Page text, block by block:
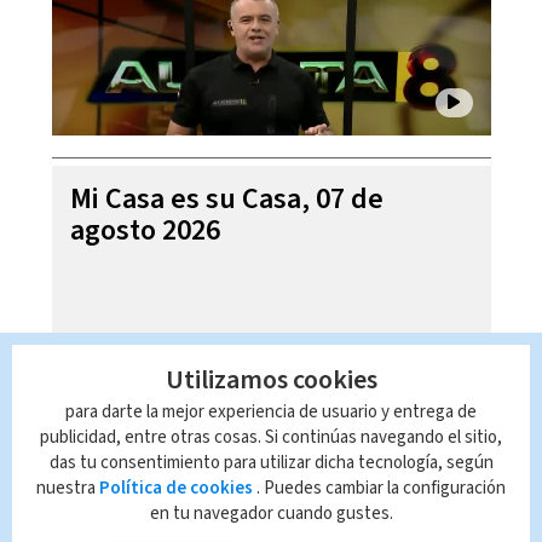
Mi Casa es su Casa, 07 de
agosto 2026
Utilizamos cookies
para darte la mejor experiencia de usuario y entrega de
publicidad, entre otras cosas. Si continúas navegando el sitio,
das tu consentimiento para utilizar dicha tecnología, según
nuestra Política de cookies . Puedes cambiar la configuración
en tu navegador cuando gustes.